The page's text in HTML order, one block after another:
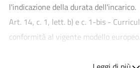
l'indicazione della durata dell'incarico.
Art. 14, c. 1, lett. b) e c. 1-bis -
conformità al vigente modello europeo.